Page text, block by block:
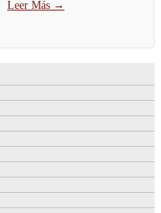
legal de actuar como lo haría
Leer Más →